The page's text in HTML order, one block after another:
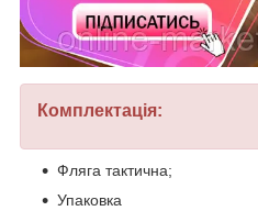
Комплектація:
Фляга тактична;
Упаковка